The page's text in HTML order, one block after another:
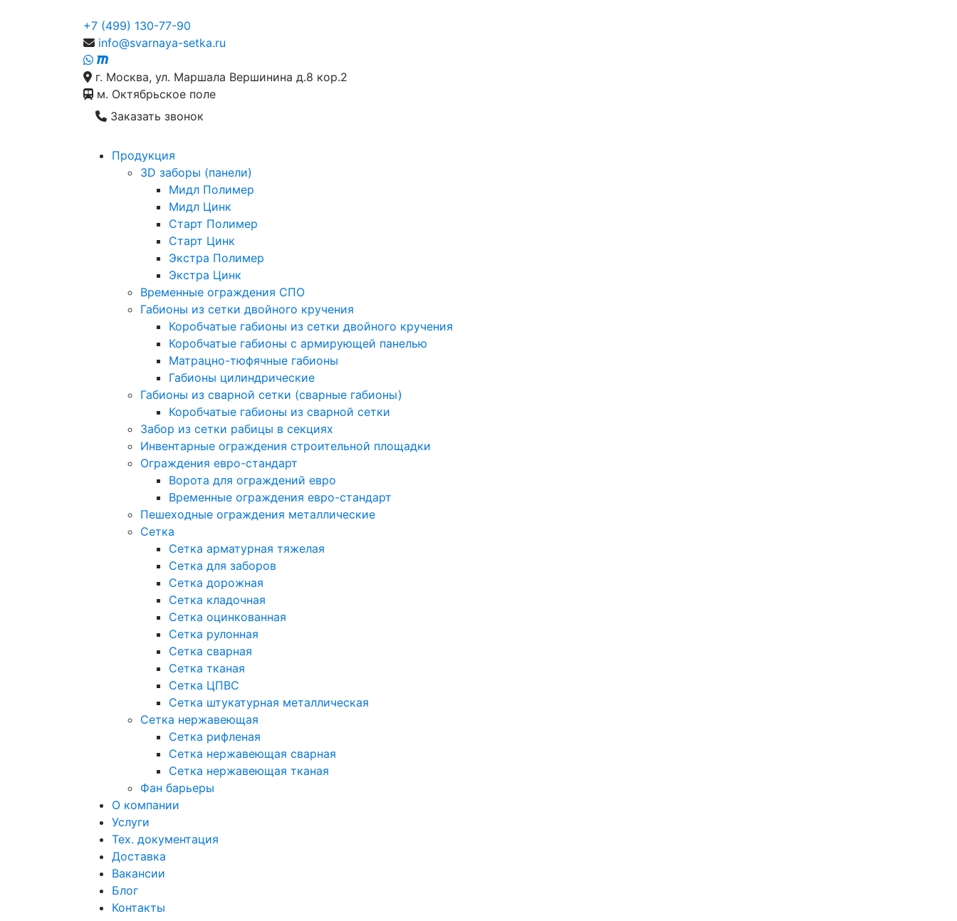
+7 (499) 130-77-90
info@svarnaya-setka.ru
г. Москва, ул. Маршала Вершинина д.8 кор.2
м. Октябрьское поле
Заказать звонок
Продукция
3D заборы (панели)
Мидл Полимер
Мидл Цинк
Старт Полимер
Старт Цинк
Экстра Полимер
Экстра Цинк
Временные ограждения СПО
Габионы из сетки двойного кручения
Коробчатые габионы из сетки двойного кручения
Коробчатые габионы с армирующей панелью
Матрацно-тюфячные габионы
Габионы цилиндрические
Габионы из сварной сетки (сварные габионы)
Коробчатые габионы из сварной сетки
Забор из сетки рабицы в секциях
Инвентарные ограждения строительной площадки
Ограждения евро-стандарт
Ворота для ограждений евро
Временные ограждения евро-стандарт
Пешеходные ограждения металлические
Сетка
Сетка арматурная тяжелая
Сетка для заборов
Сетка дорожная
Сетка кладочная
Сетка оцинкованная
Сетка рулонная
Сетка сварная
Сетка тканая
Сетка ЦПВС
Сетка штукатурная металлическая
Сетка нержавеющая
Сетка рифленая
Сетка нержавеющая сварная
Сетка нержавеющая тканая
Фан барьеры
О компании
Услуги
Тех. документация
Доставка
Вакансии
Блог
Контакты